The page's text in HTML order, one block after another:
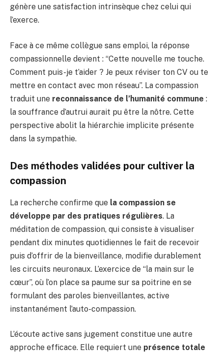
génère une satisfaction intrinsèque chez celui qui
l’exerce.
Face à ce même collègue sans emploi, la réponse
compassionnelle devient : “Cette nouvelle me touche.
Comment puis-je t’aider ? Je peux réviser ton CV ou te
mettre en contact avec mon réseau”. La compassion
traduit une reconnaissance de l’humanité commune :
la souffrance d’autrui aurait pu être la nôtre. Cette
perspective abolit la hiérarchie implicite présente
dans la sympathie.
Des méthodes validées pour cultiver la
compassion
La recherche confirme que la compassion se
développe par des pratiques régulières. La
méditation de compassion, qui consiste à visualiser
pendant dix minutes quotidiennes le fait de recevoir
puis d’offrir de la bienveillance, modifie durablement
les circuits neuronaux. L’exercice de “la main sur le
cœur”, où l’on place sa paume sur sa poitrine en se
formulant des paroles bienveillantes, active
instantanément l’auto-compassion.
L’écoute active sans jugement constitue une autre
approche efficace. Elle requiert une présence totale